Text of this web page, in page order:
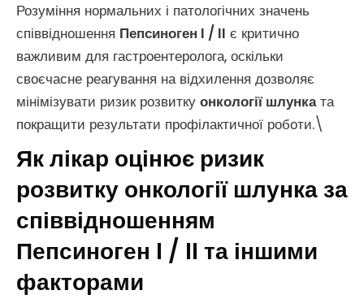
Розуміння нормальних і патологічних значень
співвідношення Пепсиноген I / II є критично
важливим для гастроентеролога, оскільки
своєчасне реагування на відхилення дозволяє
мінімізувати ризик розвитку онкології шлунката
покращити результати профілактичної роботи.\
Як лікар оцінює ризик
розвитку онкології шлунка за
співвідношенням
Пепсиноген I / II та іншими
факторами